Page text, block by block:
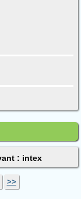
: intex
>>